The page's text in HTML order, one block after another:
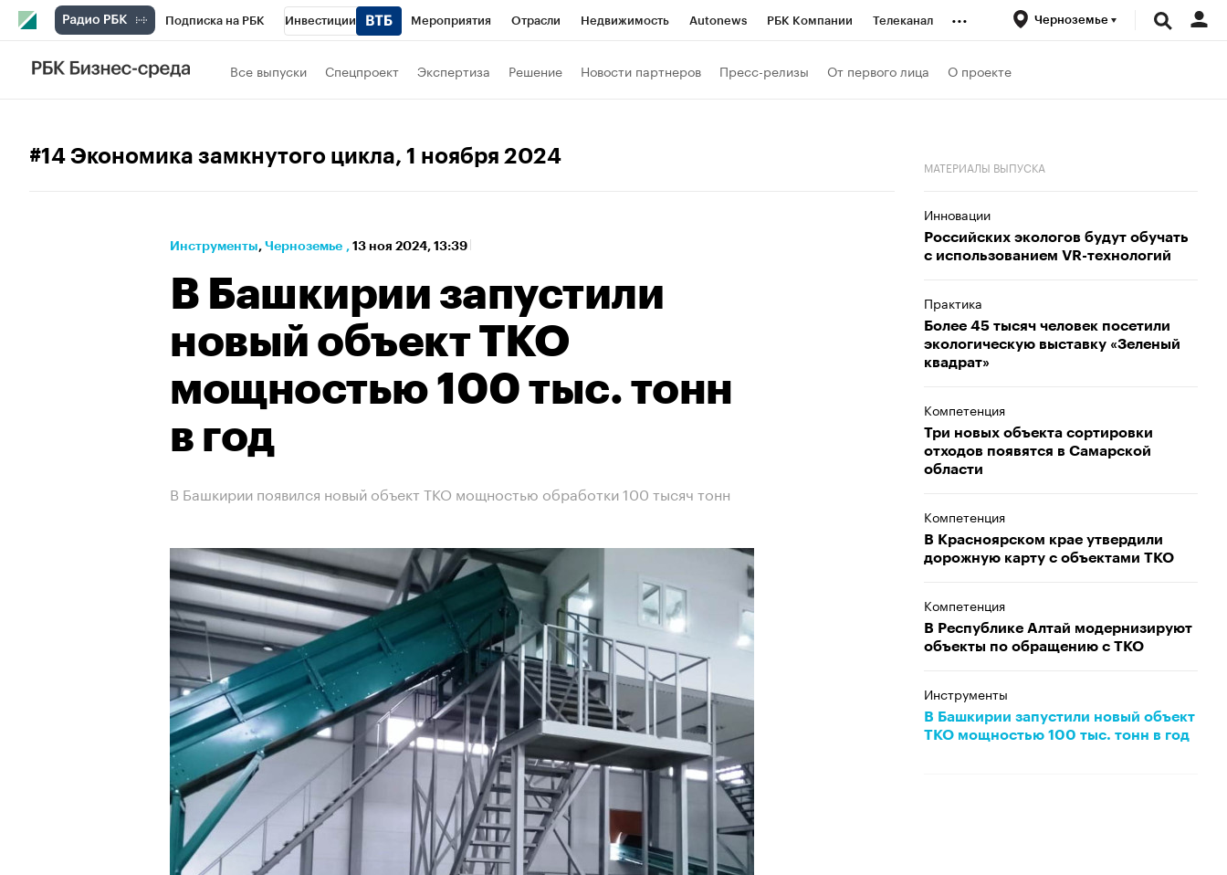
Подписка на РБК Инвестиции Мероприятия Отрасли Недвижимость Autonews РБК Компании Телеканал
РБК Вино
Спецпроекты СПб
... Черноземье
Все выпуски Спецпроект Экспертиза Решение Новости партнеров Пресс-релизы От первого лица О проекте
#14 Экономика замкнутого цикла, 1 ноября 2024
Инструменты⁠, Черноземье , 13 ноя 2024, 13:39
В Башкирии запустили
новый объект ТКО
мощностью 100 тыс. тонн
в год
В Башкирии появился новый объект ТКО мощностью обработки 100 тысяч тонн
МАТЕРИАЛЫ ВЫПУСКА
Инновации
Российских экологов будут обучать
с использованием VR-технологий
Практика
Более 45 тысяч человек посетили
экологическую выставку «Зеленый
квадрат»
Компетенция
Три новых объекта сортировки
отходов появятся в Самарской
области
Компетенция
В Красноярском крае утвердили
дорожную карту с объектами ТКО
Компетенция
В Республике Алтай модернизируют
объекты по обращению с ТКО
Инструменты
В Башкирии запустили новый объект
ТКО мощностью 100 тыс. тонн в год